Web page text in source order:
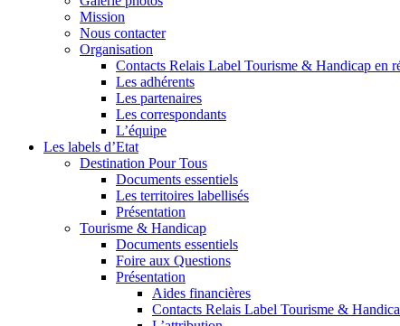
Mission
Nous contacter
Organisation
Contacts Relais Label Tourisme & Handicap en
Les adhérents
Les partenaires
Les correspondants
L’équipe
Les labels d’Etat
Destination Pour Tous
Documents essentiels
Les territoires labellisés
Présentation
Tourisme & Handicap
Documents essentiels
Foire aux Questions
Présentation
Aides financières
Contacts Relais Label Tourisme &